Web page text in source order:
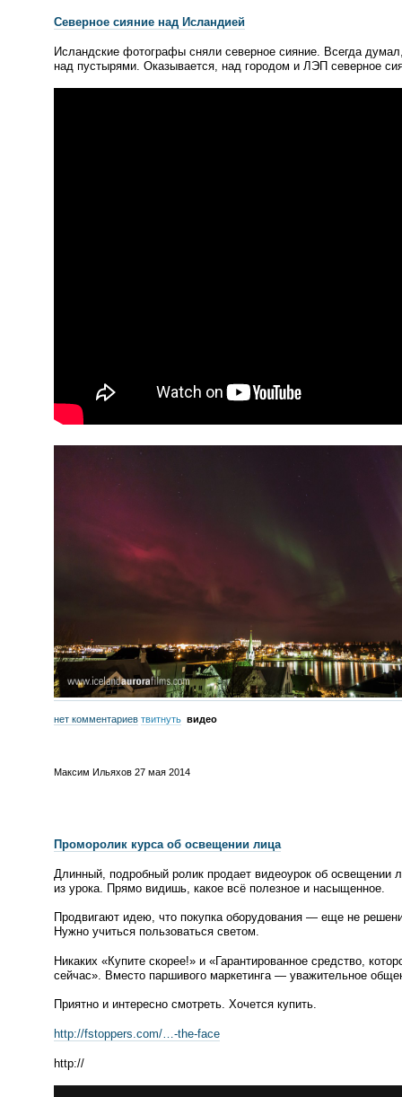
Северное сияние над Исландией
Исландские фотографы сняли северное сияние. Всегда
над пустырями. Оказывается, над городом и ЛЭП северное
нет комментариев твитнуть видео
Максим Ильяхов 27 мая 2014
Проморолик курса об освещении лица
Длинный, подробный ролик продает видеоурок об освещении
из урока. Прямо видишь, какое всё полезное и насыщенное.
Продвигают идею, что покупка оборудования — еще не
Нужно учиться пользоваться светом.
Никаких «Купите скорее!» и «Гарантированное средство,
сейчас». Вместо паршивого маркетинга — уважительное
Приятно и интересно смотреть. Хочется купить.
http://fstoppers.com/…-the-face
http://